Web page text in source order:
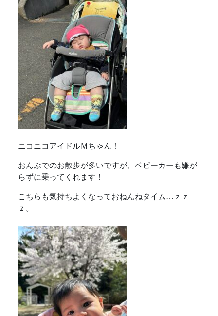
ニコニコアイドルＭちゃん！
おんぶでのお散歩が多いですが、ベビーカーも嫌が
らずに乗ってくれます！
こちらも気持ちよくなっておねんねタイム…ｚｚ
ｚ。